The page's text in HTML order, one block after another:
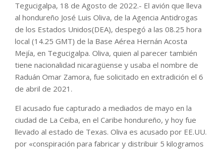
Tegucigalpa, 18 de Agosto de 2022.- El avión que lleva
al hondureño José Luis Oliva, de la Agencia Antidrogas
de los Estados Unidos(DEA), despegó a las 08.25 hora
local (14.25 GMT) de la Base Aérea Hernán Acosta
Mejía, en Tegucigalpa. Oliva, quien al parecer también
tiene nacionalidad nicaragüense y usaba el nombre de
Raduán Omar Zamora, fue solicitado en extradición el 6
de abril de 2021.
El acusado fue capturado a mediados de mayo en la
ciudad de La Ceiba, en el Caribe hondureño, y hoy fue
llevado al estado de Texas. Oliva es acusado por EE.UU.
por «conspiración para fabricar y distribuir 5 kilogramos